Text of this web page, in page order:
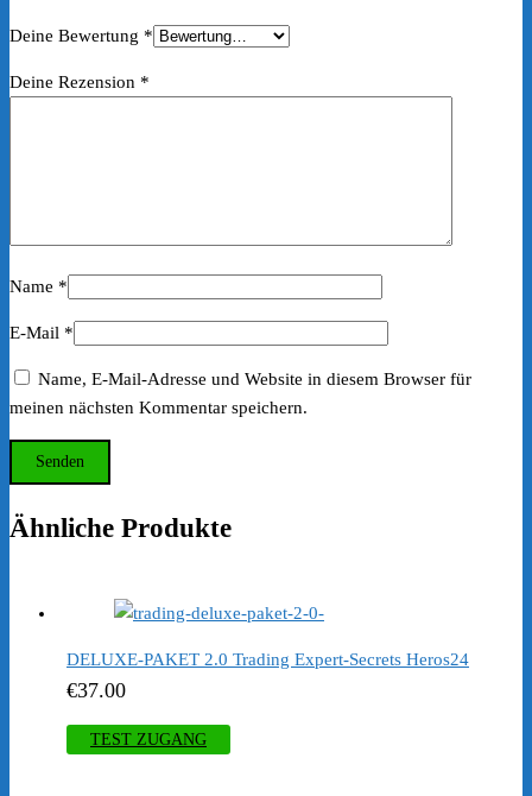
Deine Bewertung *
Deine Rezension *
Name *
E-Mail *
Name, E-Mail-Adresse und Website in diesem Browser für
meinen nächsten Kommentar speichern.
Ähnliche Produkte
DELUXE-PAKET 2.0 Trading Expert-Secrets Heros24
€37.00
TEST ZUGANG